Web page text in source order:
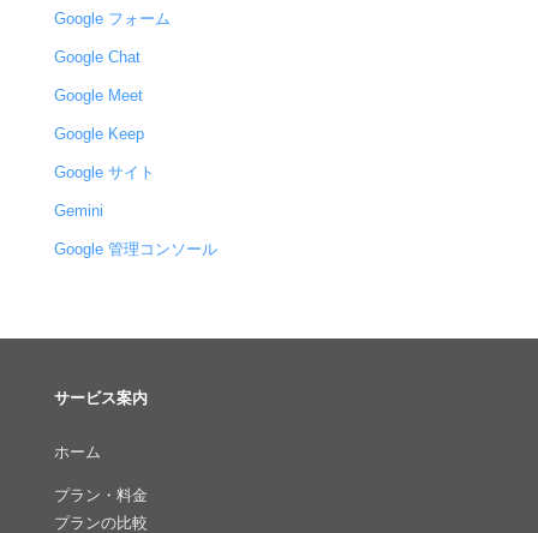
Google フォーム
Google Chat
Google Meet
Google Keep
Google サイト
Gemini
Google 管理コンソール
サービス案内
ホーム
プラン・料金
プランの比較